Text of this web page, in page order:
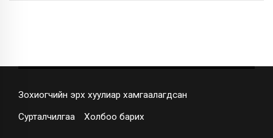
Зохиогчийн эрх хуулиар хамгаалагдсан
Сурталчилгаа Холбоо барих